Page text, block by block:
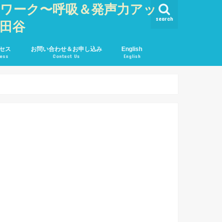
ーク〜呼吸＆発声力アッ
田谷
search
ス お問い合わせ＆お申し込み
Contact Us
English
English